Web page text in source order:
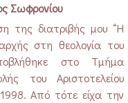
Σωφρονίου
της διατριβής μου “Η
στη θεολογία του
στο Τμήμα
του Αριστοτελείου
Από τότε είχα την